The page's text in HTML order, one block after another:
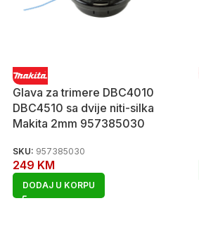
Glava za trimere DBC4010
DBC4510 sa dvije niti-silka
Makita 2mm 957385030
SKU: 957385030
249 KM
DODAJ U KORPU